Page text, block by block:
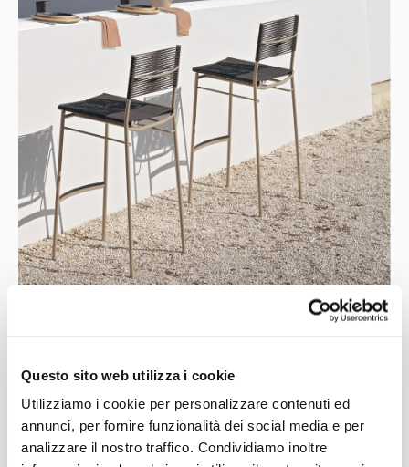
Questo sito web utilizza i cookie
Utilizziamo i cookie per personalizzare contenuti ed
annunci, per fornire funzionalità dei social media e per
analizzare il nostro traffico. Condividiamo inoltre
CUCINA CON JOSEPH RONEN